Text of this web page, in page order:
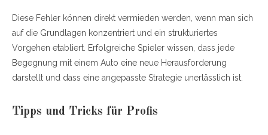
Diese Fehler können direkt vermieden werden, wenn man sich
auf die Grundlagen konzentriert und ein strukturiertes
Vorgehen etabliert. Erfolgreiche Spieler wissen, dass jede
Begegnung mit einem Auto eine neue Herausforderung
darstellt und dass eine angepasste Strategie unerlässlich ist.
Tipps und Tricks für Profis